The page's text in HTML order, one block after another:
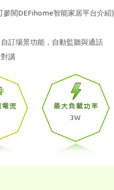
閱DEFihome智能家居平台介紹)
訂場景功能，自動監聽與通話
講
3W